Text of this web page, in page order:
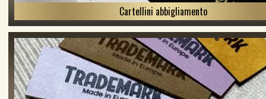
Cartellini abbigliamento